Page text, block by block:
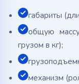
габариты
общую
грузом в кг);
механизм